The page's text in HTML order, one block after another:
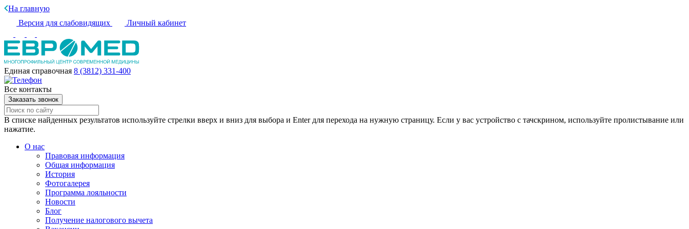
На главную
Версия для слабовидящих
Личный кабинет
Единая справочная 8 (3812) 331-400
Все контакты
Заказать звонок
В списке найденных результатов используйте стрелки вверх и вниз для выбора и Enter для перехода на нужную страницу. Если у вас устройство с тачскрином, используйте пролистывание или
нажатие.
О нас
Правовая информация
Общая информация
История
Фотогалерея
Программа лояльности
Новости
Блог
Получение налогового вычета